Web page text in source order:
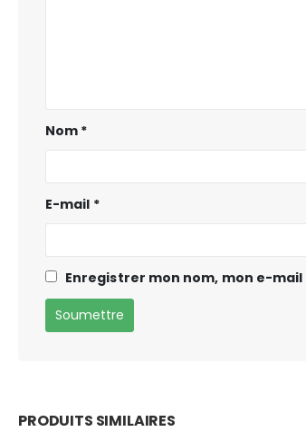
Nom *
E-mail *
Enregistrer mon nom, mon e-
PRODUITS SIMILAIRES